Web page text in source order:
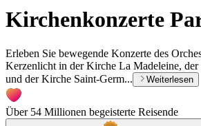
Kirchenkonzerte
Erleben Sie bewegende Konzerte des
Kerzenlicht in der Kirche La Madeleine,
und der Kirche Saint-Germ...
Weiterlesen
Über 54 Millionen begeisterte Reisende